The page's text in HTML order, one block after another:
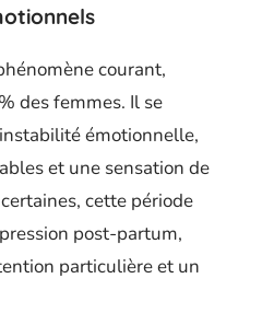
courant,
des femmes. Il se
émotionnelle,
et une sensation de
cette période
post-partum,
particulière et un